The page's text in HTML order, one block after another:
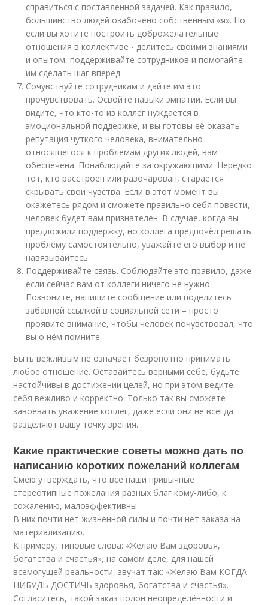
справиться с поставленной задачей. Как правило,
большинство людей озабочено собственным «я». Но
если вы хотите построить доброжелательные
отношения в коллективе - делитесь своими знаниями
и опытом, поддерживайте сотрудников и помогайте
им сделать шаг вперёд.
Сочувствуйте сотрудникам и дайте им это
прочувствовать. Освойте навыки эмпатии. Если вы
видите, что кто-то из коллег нуждается в
эмоциональной поддержке, и вы готовы её оказать –
репутация чуткого человека, внимательно
относящегося к проблемам других людей, вам
обеспечена. Понаблюдайте за окружающими. Нередко
тот, кто расстроен или разочарован, старается
скрывать свои чувства. Если в этот момент вы
окажетесь рядом и сможете правильно себя повести,
человек будет вам признателен. В случае, когда вы
предложили поддержку, но коллега предпочёл решать
проблему самостоятельно, уважайте его выбор и не
навязывайтесь.
Поддерживайте связь. Соблюдайте это правило, даже
если сейчас вам от коллеги ничего не нужно.
Позвоните, напишите сообщение или поделитесь
забавной ссылкой в социальной сети – просто
проявите внимание, чтобы человек почувствовал, что
вы о нём помните.
Быть вежливым не означает безропотно принимать
любое отношение. Оставайтесь верными себе, будьте
настойчивы в достижении целей, но при этом ведите
себя вежливо и корректно. Только так вы сможете
завоевать уважение коллег, даже если они не всегда
разделяют вашу точку зрения.
Какие практические советы можно дать по
написанию коротких пожеланий коллегам
Смею утверждать, что все наши привычные
стереотипные пожелания разных благ кому-либо, к
сожалению, малоэффективны.
В них почти нет жизненной силы и почти нет заказа на
материализацию.
К примеру, типовые слова: «Желаю Вам здоровья,
богатства и счастья», на самом деле, для нашей
всемогущей реальности, звучат так: «Желаю Вам КОГДА-
НИБУДЬ ДОСТИЧЬ здоровья, богатства и счастья».
Согласитесь, такой заказ полон неопределённости и